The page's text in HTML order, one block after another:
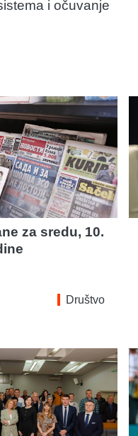
i očuvanje
za sredu, 10.
Društvo